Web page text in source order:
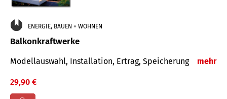
ENERGIE, BAUEN + WOHNEN
Balkonkraftwerke
Modellauswahl, Installation, Ertrag, Speicherung mehr
29,90 €